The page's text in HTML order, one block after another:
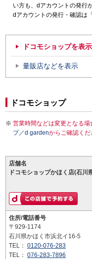
い方も、dアカウントの発行
dアカウントの発行・確認は「
ドコモショップを表示
量販店などを表示
ドコモショップ
営業時間などは変更となる
プ／d gardenからご確認くだ
店舗名
ドコモショップかほく店(石川
住所/電話番号
〒929-1174
石川県かほく市浜北イ16-5
TEL： 0120-076-283
TEL： 076-283-7896